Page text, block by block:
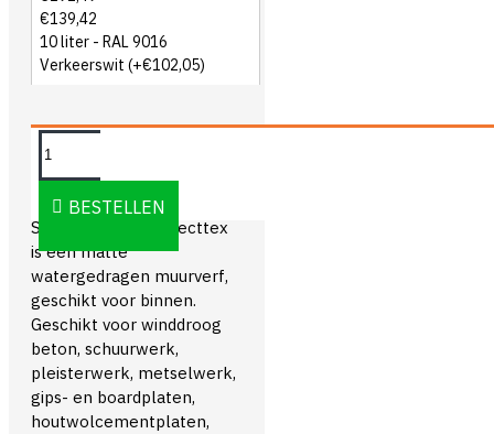
€139,42
10 liter - RAL 9016
Verkeerswit (+€102,05)
BESTELLEN
Sikkens Alpha Projecttex
is een matte
watergedragen muurverf,
geschikt voor binnen.
Geschikt voor winddroog
beton, schuurwerk,
pleisterwerk, metselwerk,
gips- en boardplaten,
houtwolcementplaten,